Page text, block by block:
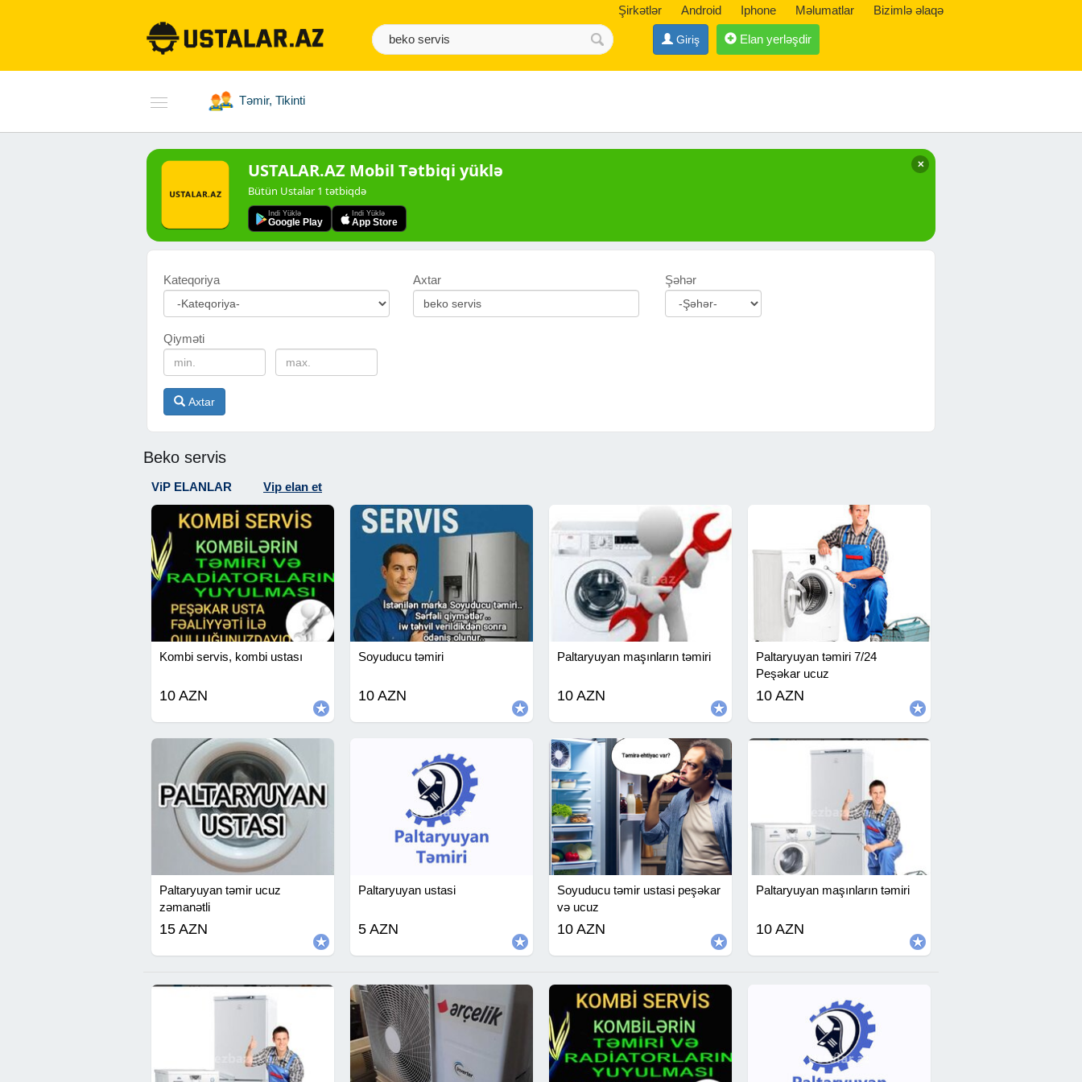
Şirkətlər Android Iphone Məlumatlar Bizimlə əlaqə
Giriş Elan yerləşdir
Təmir, Tikinti
✕
USTALAR.AZ Mobil Tətbiqi yüklə
Bütün Ustalar 1 tətbiqdə
Indi Yüklə
Google Play
Indi Yüklə
App Store
Kateqoriya Axtar Şəhər
Qiyməti
Axtar
Beko servis
ViP ELANLAR Vip elan et
Kombi servis, kombi ustası
10 AZN
Soyuducu təmiri
10 AZN
Paltaryuyan maşınların təmiri
10 AZN
Paltaryuyan təmiri 7/24
Peşəkar ucuz
10 AZN
Paltaryuyan təmir ucuz
zəmanətli
15 AZN
Paltaryuyan ustasi
5 AZN
Soyuducu təmir ustasi peşəkar
və ucuz
10 AZN
Paltaryuyan maşınların təmiri
10 AZN